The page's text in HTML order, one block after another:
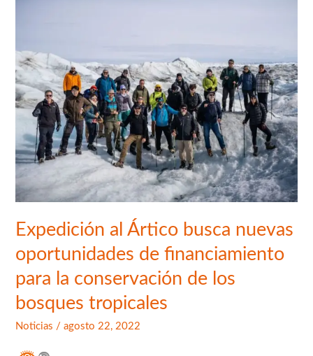
Expedición al Ártico busca nuevas
oportunidades de financiamiento
para la conservación de los
bosques tropicales
Noticias /agosto 22, 2022
nuevas
oportunidades
de
financiamiento
la
conservación
de
los
bosques
tropicales